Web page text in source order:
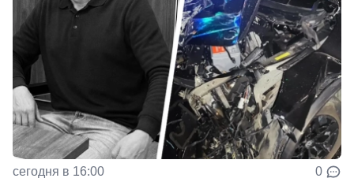
сегодня в 16:00 0